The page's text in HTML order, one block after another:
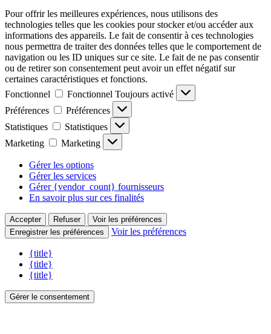
Pour offrir les meilleures expériences, nous utilisons des
technologies telles que les cookies pour stocker et/ou accéder aux
informations des appareils. Le fait de consentir à ces technologies
nous permettra de traiter des données telles que le comportement de
navigation ou les ID uniques sur ce site. Le fait de ne pas consentir
ou de retirer son consentement peut avoir un effet négatif sur
certaines caractéristiques et fonctions.
Fonctionnel
Fonctionnel Toujours activé
Préférences
Préférences
Statistiques
Statistiques
Marketing
Marketing
Gérer les options
Gérer les services
Gérer {vendor_count} fournisseurs
En savoir plus sur ces finalités
Accepter Refuser
Voir les préférences
Enregistrer les préférences
Voir les préférences
{title}
{title}
{title}
Gérer le consentement